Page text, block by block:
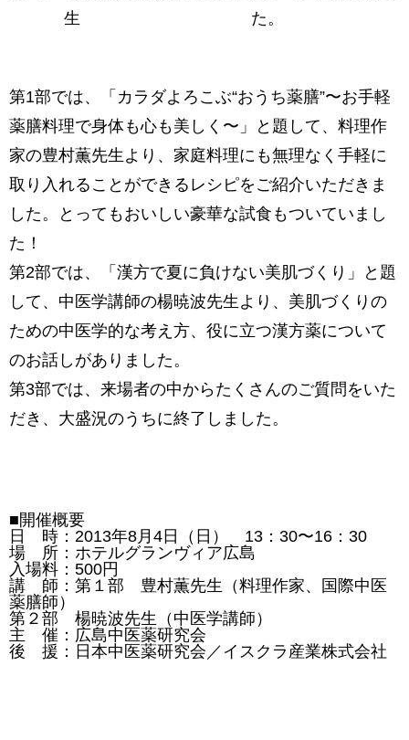
生
た。
第1部では、「カラダよろこぶ“おうち薬膳”〜お手軽
薬膳料理で身体も心も美しく〜」と題して、料理作
家の豊村薫先生より、家庭料理にも無理なく手軽に
取り入れることができるレシピをご紹介いただきま
した。とってもおいしい豪華な試食もついていまし
た！
第2部では、「漢方で夏に負けない美肌づくり」と題
して、中医学講師の楊暁波先生より、美肌づくりの
ための中医学的な考え方、役に立つ漢方薬について
のお話しがありました。
第3部では、来場者の中からたくさんのご質問をいた
だき、大盛況のうちに終了しました。
■開催概要
日 時：2013年8月4日（日） 13：30〜16：30
場 所：ホテルグランヴィア広島
入場料：500円
講 師：第１部 豊村薫先生（料理作家、国際中医
薬膳師）
第２部 楊暁波先生（中医学講師）
主 催：広島中医薬研究会
後 援：日本中医薬研究会／イスクラ産業株式会社